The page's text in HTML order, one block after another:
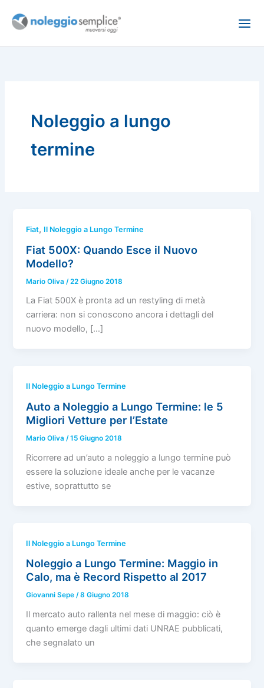
Noleggio a lungo
termine
Fiat, Il Noleggio a Lungo Termine
Fiat 500X: Quando Esce il Nuovo
Modello?
Mario Oliva /22 Giugno 2018
La Fiat 500X è pronta ad un restyling di metà
carriera: non si conoscono ancora i dettagli del
nuovo modello, […]
Il Noleggio a Lungo Termine
Auto a Noleggio a Lungo Termine: le 5
Migliori Vetture per l’Estate
Mario Oliva/15 Giugno 2018
Ricorrere ad un’auto a noleggio a lungo termine può
essere la soluzione ideale anche per le vacanze
estive, soprattutto se
Il Noleggio a Lungo Termine
Noleggio a Lungo Termine: Maggio in
Calo, ma è Record Rispetto al 2017
Giovanni Sepe/8 Giugno 2018
Il mercato auto rallenta nel mese di maggio: ciò è
quanto emerge dagli ultimi dati UNRAE pubblicati,
che segnalato un